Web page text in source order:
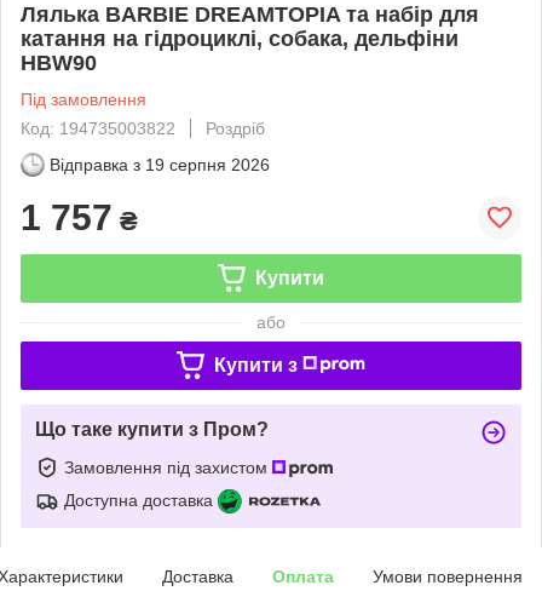
Лялька BARBIE DREAMTOPIA та набір для
катання на гідроциклі, собака, дельфіни
HBW90
Під замовлення
Код: 194735003822
Роздріб
Відправка з 19 серпня 2026
1 757 ₴
Купити
або
Купити з
Що таке купити з Пром?
Замовлення під захистом
Доступна доставка
Доставка Оплата Умови повернення